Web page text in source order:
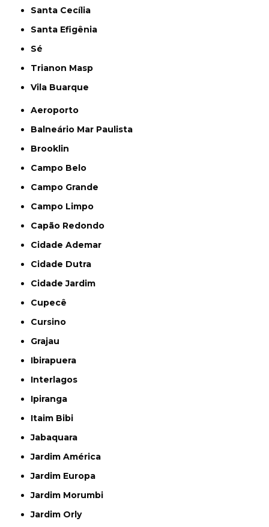
Santa Cecília
Santa Efigênia
Sé
Trianon Masp
Vila Buarque
Aeroporto
Balneário Mar Paulista
Brooklin
Campo Belo
Campo Grande
Campo Limpo
Capão Redondo
Cidade Ademar
Cidade Dutra
Cidade Jardim
Cupecê
Cursino
Grajau
Ibirapuera
Interlagos
Ipiranga
Itaim Bibi
Jabaquara
Jardim América
Jardim Europa
Jardim Morumbi
Jardim Orly